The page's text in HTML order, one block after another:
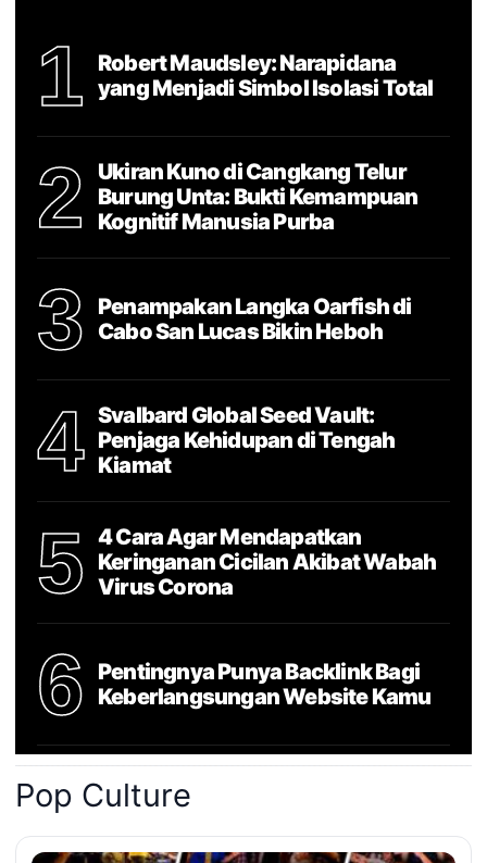
1
Robert Maudsley: Narapidana
yang Menjadi Simbol Isolasi Total
2
Ukiran Kuno di Cangkang Telur
Burung Unta: Bukti Kemampuan
Kognitif Manusia Purba
3
Penampakan Langka Oarfish di
Cabo San Lucas Bikin Heboh
4
Svalbard Global Seed Vault:
Penjaga Kehidupan di Tengah
Kiamat
5
4 Cara Agar Mendapatkan
Keringanan Cicilan Akibat Wabah
Virus Corona
6
Pentingnya Punya Backlink Bagi
Keberlangsungan Website Kamu
Pop Culture